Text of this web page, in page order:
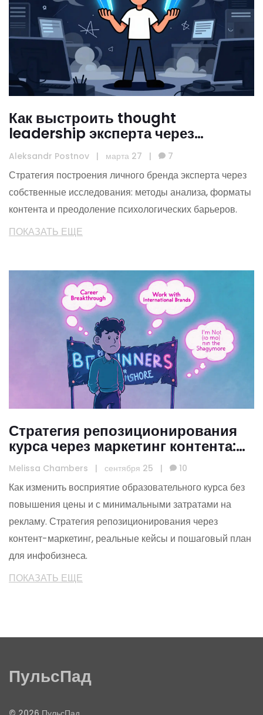
Как выстроить thought
leadership эксперта через
исследования: пошаговая
стратегия личного бренда
Aleksandr Postnov | марта 27 | 7
Стратегия построения личного бренда эксперта через
собственные исследования: методы анализа, форматы
контента и преодоление психологических барьеров.
ПОКАЗАТЬ ЕЩЕ
Стратегия репозиционирования
курса через маркетинг контента:
как изменить восприятие и
увеличить продажи
Melissa Chambers | сентября 25 | 10
Как изменить восприятие образовательного курса без
повышения цены и с минимальными затратами на
рекламу. Стратегия репозиционирования через
контент-маркетинг, реальные кейсы и пошаговый план
для инфобизнеса.
ПОКАЗАТЬ ЕЩЕ
ПульсПад